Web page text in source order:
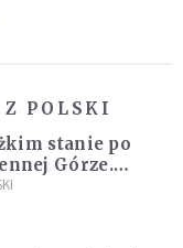
POLSKI
stanie po
Górze.
dwóch